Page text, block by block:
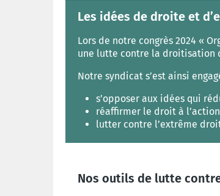
Les idées de droite et
Lors de notre congrès 2024 «
une lutte contre la droitisation
Notre syndicat s’est ainsi
s’opposer aux idées qui
réaffirmer le droit à
lutter contre l’extrême
Nos outils de lutte